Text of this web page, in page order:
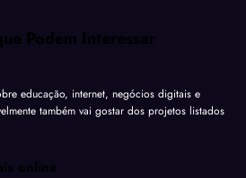
Podem Interessar
educação, internet, negócios digitais e
também vai gostar dos projetos listados
online